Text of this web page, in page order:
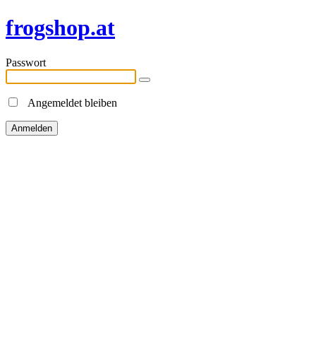
frogshop.at
Passwort
Angemeldet bleiben